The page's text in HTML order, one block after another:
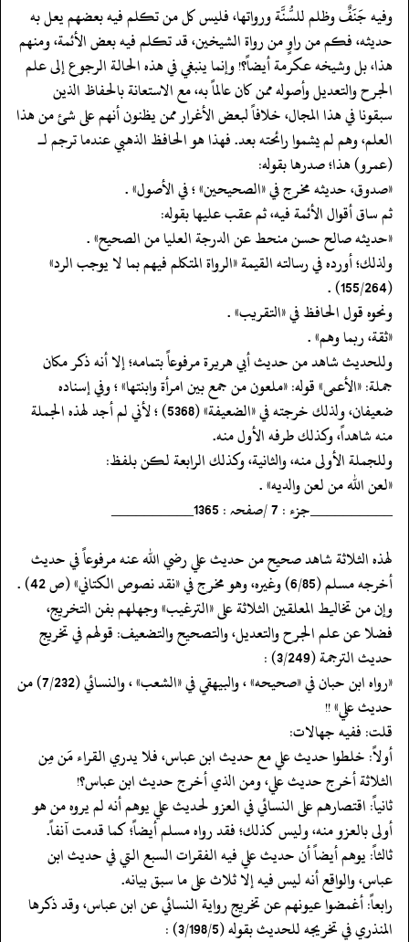
‏‏‏‏وفيه جَنَفٌ وظلم للسُّنَّة ورواتها، فليس كل من تكلم فيه بعضهم يعل به
حديثه، فكم من راوٍ من رواة الشيخين، قد تكلم فيه بعض الأئمة، ومنهم
هذا، بل وشيخه عكرمة أيضاً؟! وإنما ينبغي في هذه الحالة الرجوع إلى علم
الجرح والتعديل وأصوله ممن كان عالماً به، مع الاستعانة بالحفاظ الذين
سبقونا في هذا المجال، خلافاً لبعض الأغرار ممن يظنون أنهم على شئ من هذا
العلم، وهم لم يشموا رائحته بعد. فهذا هو الحافظ الذهبي عندما ترجم لـ
(عمرو) هذا؛ صدرها بقوله:
‏‏‏‏«صدوق، حديثه مخرج في «الصحيحين» ؛ في الأصول» .
‏‏‏‏ثم ساق أقوال الأئمة فيه، ثم عقب عليها بقوله:
‏‏‏‏«حديثه صالح حسن منحط عن الدرجة العليا من الصحيح» .
‏‏‏‏ولذلك؛ أورده في رسالته القيمة «الرواة المتكلم فيهم بما لا يوجب الرد»
(155/264) .
‏‏‏‏ونحوه قول الحافظ في «التقريب» .
‏‏‏‏«ثقة، ربما وهم» .
‏‏‏‏وللحديث شاهد من حديث أبي هريرة مرفوعاً بتمامه؛ إلا أنه ذكر مكان
جملة: «الأعمى» قوله: «ملعون من جمع بين امرأة وابنتها» ؛ وفي إسناده
ضعيفان، ولذلك خرجته في «الضعيفة» (5368) ؛ لأني لم أجد لهذه الجملة
منه شاهداً، وكذلك طرفه الأول منه.
‏‏‏‏وللجملة الأولى منه، والثانية، وكذلك الرابعة لكن بلفظ:
‏‏‏‏«لعن الله من لعن والديه» .
‏‏‏‏__________جزء : 7 /صفحہ : 1365__________
‏‏‏‏لهذه الثلاثة شاهد صحيح من حديث علي رضي الله عنه مرفوعاً في حديث
أخرجه مسلم (6/85) وغيره، وهو مخرج في «نقد نصوص الكتاني» (ص 42) .
‏‏‏‏وإن من تخاليط المعلقين الثلاثة على «الترغيب» وجهلهم بفن التخريج،
فضلا عن علم الجرح والتعديل، والتصحيح والتضعيف: قولهم في تخريج
حديث الترجمة (3/249) :
‏‏‏‏«رواه ابن حبان في «صحيحه» ، والبيهقي في «الشعب» ، والنسائي (7/232) من
حديث علي» !!
‏‏‏‏قلت: ففيه جهالات:
‏‏‏‏أولاً: خلطوا حديث علي مع حديث ابن عباس، فلا يدري القراء مَن مِن
الثلاثة أخرج حديث علي، ومن الذي أخرج حديث ابن عباس؟!
‏‏‏‏ثانياً: اقتصارهم على النسائي في العزو لحديث علي يوهم أنه لم يروه من هو
أولى بالعزو منه، وليس كذلك؛ فقد رواه مسلم أيضاً؛ كما قدمت آنفاً.
‏‏‏‏ثالثاً: يوهم أيضاً أن حديث علي فيه الفقرات السبع التي في حديث ابن
عباس، والواقع أنه ليس فيه إلا ثلاث على ما سبق بيانه.
‏‏‏‏رابعاً: أغمضوا عيونهم عن تخريج رواية النسائي عن ابن عباس، وقد ذكرها
المنذري في تخريجه للحديث بقوله (3/198/5) :